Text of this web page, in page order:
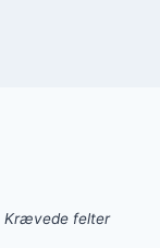
Krævede felter